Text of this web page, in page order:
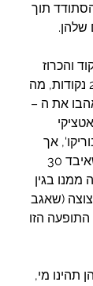
תוך
שלהן.
והכרוז
הכריז כי צוות המלון צבר 260 נקודות, מה
את ה –
אך
ממנו בגין
(שאגב
הזו
תהינו מי,